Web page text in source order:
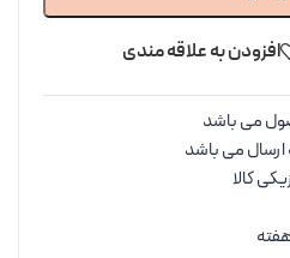
افزودن به علاقه مندی
می باشد
می باشد
کالا